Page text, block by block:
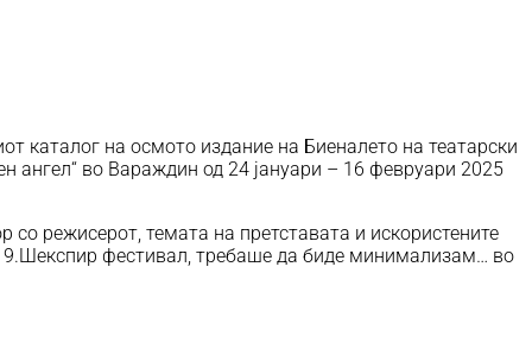
каталог на осмото издание на Биеналето на театарски
ангел“ во Вараждин од 24 јануари – 16 февруари 2025
со режисерот, темата на претставата и искористените
9.Шекспир фестивал, требаше да биде минимализам… во